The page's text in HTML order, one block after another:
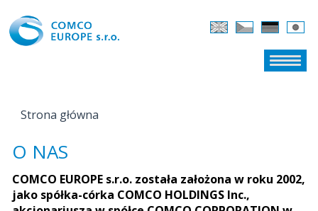
JESTEŚ TUTAJ
Strona główna
O NAS
COMCO EUROPE s.r.o. została założona w roku 2002,
jako spółka-córka COMCO HOLDINGS Inc.,